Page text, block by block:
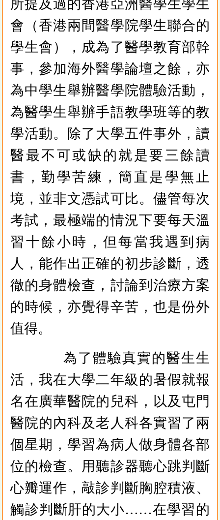
所提及過的香港亞洲醫學生學生
會（香港兩間醫學院學生聯合的
學生會），成為了醫學教育部幹
事，參加海外醫學論壇之餘，亦
為中學生舉辦醫學院體驗活動，
為醫學生舉辦手語教學班等的教
學活動。除了大學五件事外，讀
醫最不可或缺的就是要三餘讀
書，勤學苦練，簡直是學無止
境，並非文憑試可比。儘管每次
考試，最極端的情況下要每天溫
習十餘小時，但每當我遇到病
人，能作出正確的初步診斷，透
徹的身體檢查，討論到治療方案
的時候，亦覺得辛苦，也是份外
值得。
為了體驗真實的醫生生
活，我在大學二年級的暑假就報
名在廣華醫院的兒科，以及屯門
醫院的內科及老人科各實習了兩
個星期，學習為病人做身體各部
位的檢查。用聽診器聽心跳判斷
心瓣運作，敲診判斷胸腔積液、
觸診判斷肝的大小……在學習的